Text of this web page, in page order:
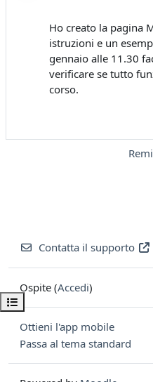
Apri indice del corso
Ho creato la pagina
istruzioni e un
gennaio alle 11.30
verificare se tutto
corso.
Contatta il supporto
Ospite (Accedi)
Ottieni l'app mobile
Passa al tema standard